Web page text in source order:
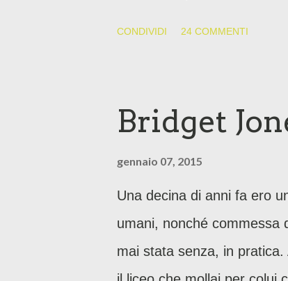
CONDIVIDI 24 COMMENTI
Bridget
gennaio 07, 2015
Una decina di anni fa ero
umani, nonché commessa
mai stata senza, in